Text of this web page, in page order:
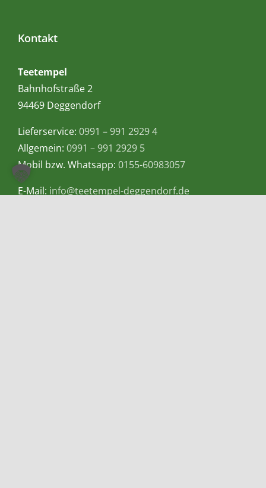
Kontakt
Teetempel
Bahnhofstraße 2
94469 Deggendorf
Lieferservice: 0991 – 991 2929 4
Allgemein: 0991 – 991 2929 5
Mobil bzw. Whatsapp: 0155-60983057
E-Mail: info@teetempel-deggendorf.de